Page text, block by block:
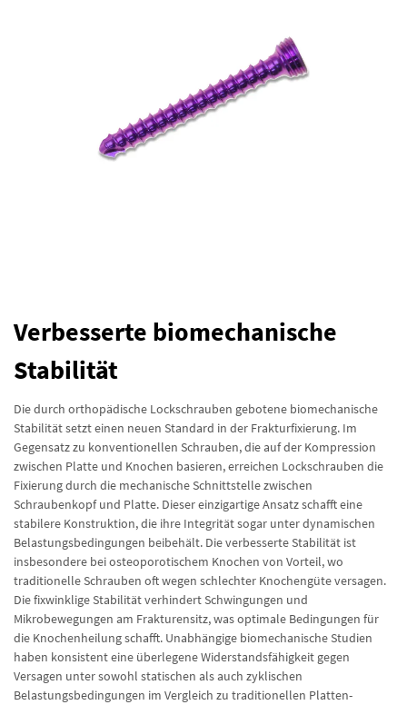
Verbesserte biomechanische
Stabilität
Die durch orthopädische Lockschrauben gebotene biomechanische
Stabilität setzt einen neuen Standard in der Frakturfixierung. Im
Gegensatz zu konventionellen Schrauben, die auf der Kompression
zwischen Platte und Knochen basieren, erreichen Lockschrauben die
Fixierung durch die mechanische Schnittstelle zwischen
Schraubenkopf und Platte. Dieser einzigartige Ansatz schafft eine
stabilere Konstruktion, die ihre Integrität sogar unter dynamischen
Belastungsbedingungen beibehält. Die verbesserte Stabilität ist
insbesondere bei osteoporotischem Knochen von Vorteil, wo
traditionelle Schrauben oft wegen schlechter Knochengüte versagen.
Die fixwinklige Stabilität verhindert Schwingungen und
Mikrobewegungen am Frakturensitz, was optimale Bedingungen für
die Knochenheilung schafft. Unabhängige biomechanische Studien
haben konsistent eine überlegene Widerstandsfähigkeit gegen
Versagen unter sowohl statischen als auch zyklischen
Belastungsbedingungen im Vergleich zu traditionellen Platten-